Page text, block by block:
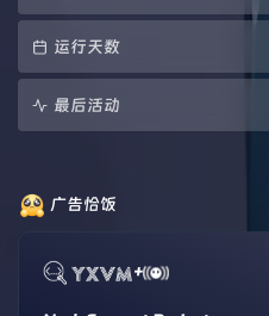
运行天数
最后活动
广告恰饭
+